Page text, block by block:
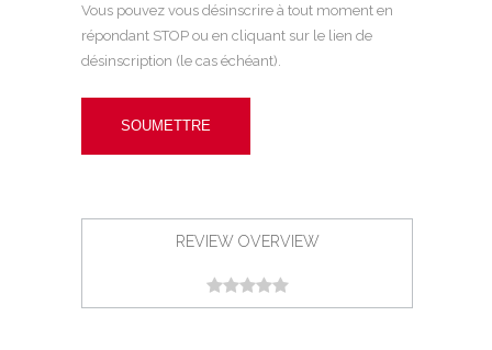
Vous pouvez vous désinscrire à tout moment en
répondant STOP ou en cliquant sur le lien de
désinscription (le cas échéant).
REVIEW OVERVIEW